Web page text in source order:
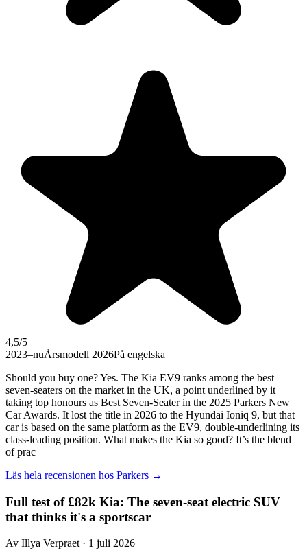
4,5/5
2023–nuÅrsmodell 2026På engelska
Should you buy one? Yes. The Kia EV9 ranks among the best
seven-seaters on the market in the UK, a point underlined by it
taking top honours as Best Seven-Seater in the 2025 Parkers New
Car Awards. It lost the title in 2026 to the Hyundai Ioniq 9, but that
car is based on the same platform as the EV9, double-underlining its
class-leading position. What makes the Kia so good? It’s the blend
of prac
Läs hela recensionen hos Parkers →
Full test of £82k Kia: The seven-seat electric SUV
that thinks it's a sportscar
Av Illya Verpraet · 1 juli 2026